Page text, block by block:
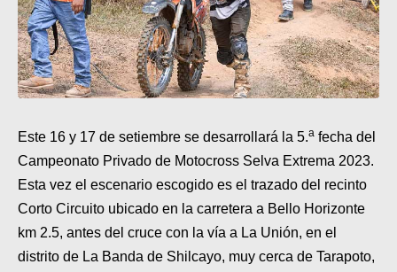
MOTOS ACUÁTICAS
NOTICIAS
INTERNACIONALES
MOBIL
PLANES
GUÍA DE PRECIOS
Este 16 y 17 de setiembre se desarrollará la 5.a fecha del
Campeonato Privado de Motocross Selva Extrema 2023.
Esta vez el escenario escogido es el trazado del recinto
Corto Circuito ubicado en la carretera a Bello Horizonte
km 2.5, antes del cruce con la vía a La Unión, en el
distrito de La Banda de Shilcayo, muy cerca de Tarapoto,